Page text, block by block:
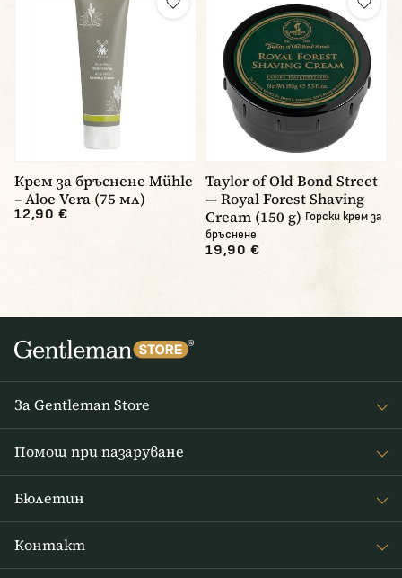
Крем за бръснене Mühle
– Aloe Vera (75 мл)
12,90 €
Taylor of Old Bond Street
— Royal Forest Shaving
Cream (150 g) Горски крем за
бръснене
19,90 €
За Gentleman Store
Помощ при пазаруване
Доставка и плащане
Правила и условия
Бюлетин
и новини за нови продукти и специални оферти
Контакт